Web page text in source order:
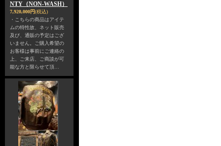
NTY（NON-WASH）
7,920,000円(税込)
・こちらの商品はアイテ
ムの特性故、ネット販売
及び、通販の予定はござ
いません。ご購入希望の
お客様は事前にご連絡の
上、ご来店、ご商談が可
能な方と限らせて頂…